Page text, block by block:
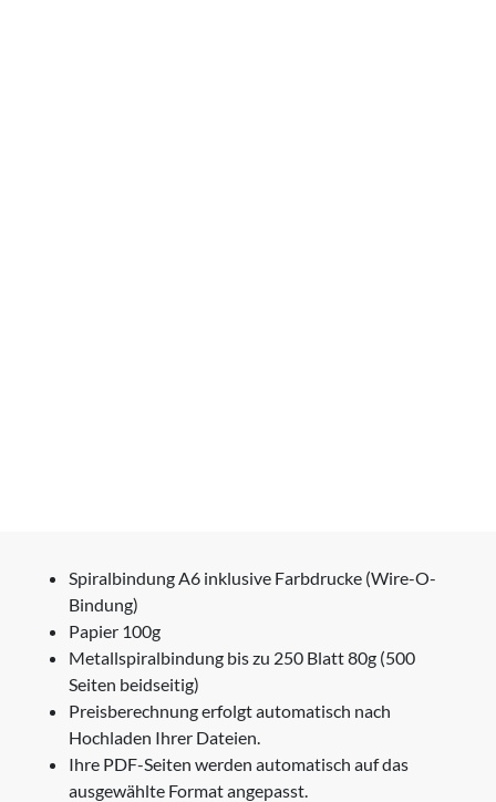
Spiralbindung A6 inklusive Farbdrucke (Wire-O-
Bindung)
Papier 100g
Metallspiralbindung bis zu 250 Blatt 80g (500
Seiten beidseitig)
Preisberechnung erfolgt automatisch nach
Hochladen Ihrer Dateien.
Ihre PDF-Seiten werden automatisch auf das
ausgewählte Format angepasst.